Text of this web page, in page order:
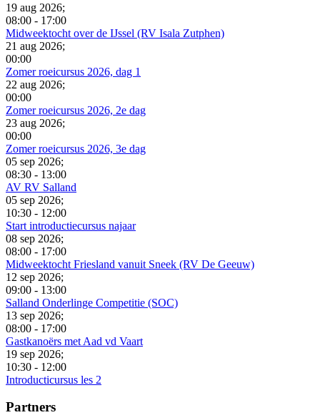
19 aug 2026;
08:00 - 17:00
Midweektocht over de IJssel (RV Isala Zutphen)
21 aug 2026;
00:00
Zomer roeicursus 2026, dag 1
22 aug 2026;
00:00
Zomer roeicursus 2026, 2e dag
23 aug 2026;
00:00
Zomer roeicursus 2026, 3e dag
05 sep 2026;
08:30 - 13:00
AV RV Salland
05 sep 2026;
10:30 - 12:00
Start introductiecursus najaar
08 sep 2026;
08:00 - 17:00
Midweektocht Friesland vanuit Sneek (RV De Geeuw)
12 sep 2026;
09:00 - 13:00
Salland Onderlinge Competitie (SOC)
13 sep 2026;
08:00 - 17:00
Gastkanoërs met Aad vd Vaart
19 sep 2026;
10:30 - 12:00
Introducticursus les 2
Partners